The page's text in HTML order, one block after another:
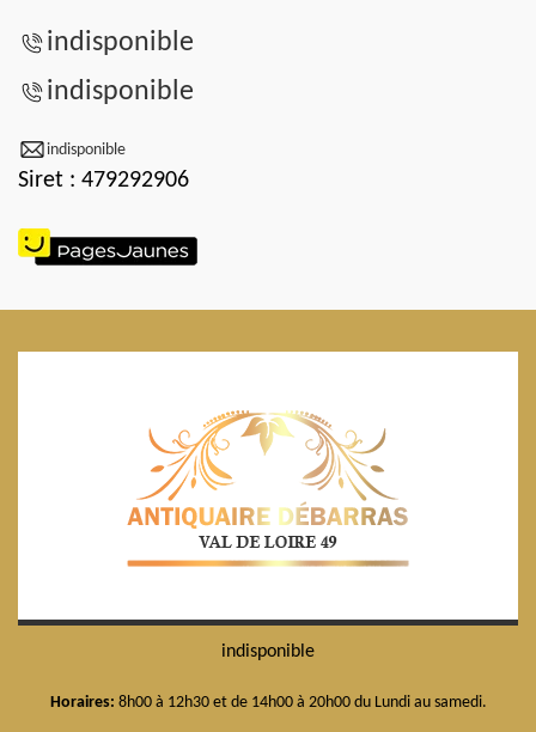
indisponible
indisponible
indisponible
Siret : 479292906
indisponible
Horaires: 8h00 à 12h30 et de 14h00 à 20h00 du Lundi au samedi.